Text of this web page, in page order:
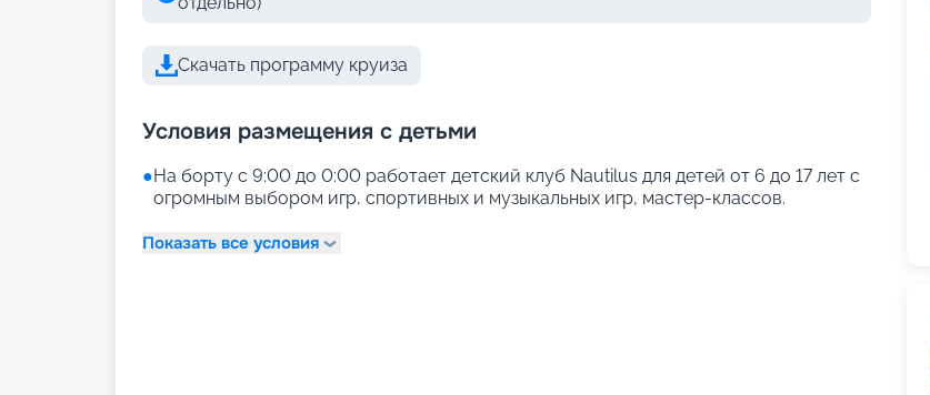
Скачать программу круиза
Условия размещения с детьми
●На борту с 9:00 до 0:00 работает детский клуб Nautilus для детей от 6 до 17 лет с
огромным выбором игр, спортивных и музыкальных игр, мастер-классов.
Показать все условия